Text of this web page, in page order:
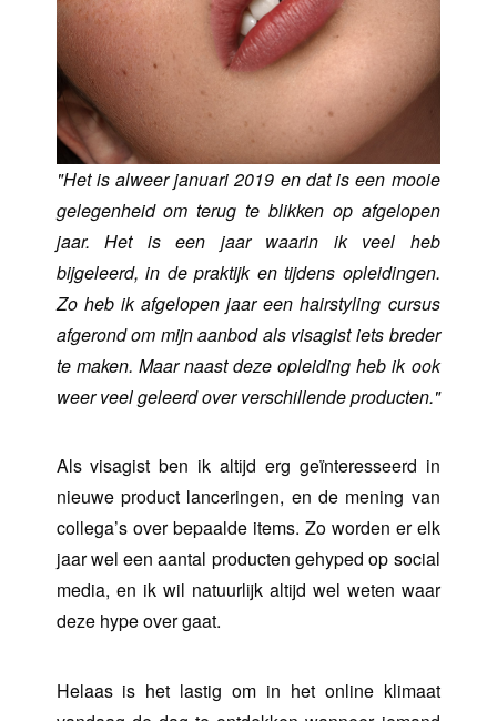
"Het is alweer januari 2019 en dat is een mooie
gelegenheid om terug te blikken op afgelopen
jaar. Het is een jaar waarin ik veel heb
bijgeleerd, in de praktijk en tijdens opleidingen.
Zo heb ik afgelopen jaar een hairstyling cursus
afgerond om mijn aanbod als visagist iets breder
te maken. Maar naast deze opleiding heb ik ook
weer veel geleerd over verschillende producten."
Als visagist ben ik altijd erg geïnteresseerd in
nieuwe product lanceringen, en de mening van
collega’s over bepaalde items. Zo worden er elk
jaar wel een aantal producten gehyped op social
media, en ik wil natuurlijk altijd wel weten waar
deze hype over gaat.
Helaas is het lastig om in het online klimaat